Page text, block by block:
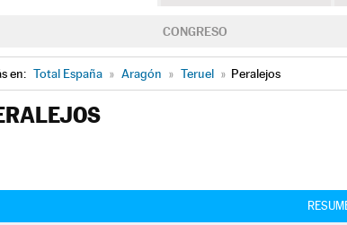
CONGRESO
en: Total España » Aragón » Teruel » Peralejos